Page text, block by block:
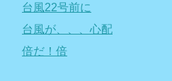
台風22号前に
台風が、、、心配
倍だ！倍